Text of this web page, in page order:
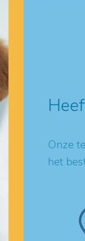
Onze
het